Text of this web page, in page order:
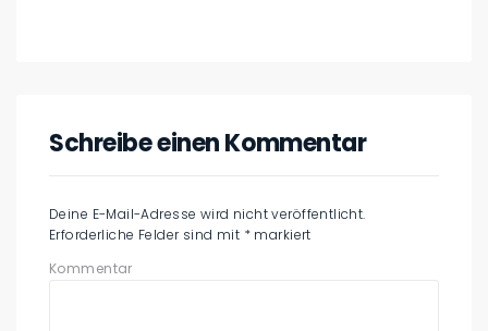
Schreibe einen Kommentar
Deine E-Mail-Adresse wird nicht veröffentlicht.
Erforderliche Felder sind mit * markiert
Kommentar